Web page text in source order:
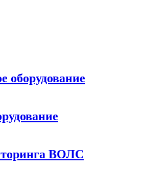
оборудование
ВОЛС